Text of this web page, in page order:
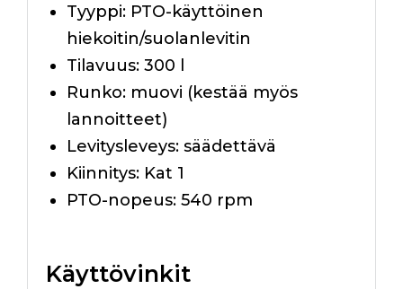
Tyyppi: PTO-käyttöinen
hiekoitin/suolanlevitin
Tilavuus: 300 l
Runko: muovi (kestää myös
lannoitteet)
Levitysleveys: säädettävä
Kiinnitys: Kat 1
PTO-nopeus: 540 rpm
Käyttövinkit